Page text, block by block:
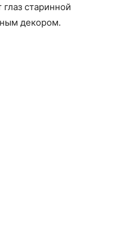
старинной
декором.